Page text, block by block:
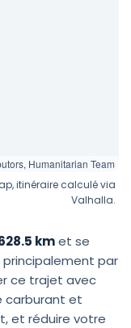
Humanitarian Team
itinéraire calculé via
Valhalla.
kmet se
principalement par
ce trajet avec
carburant et
et réduire votre